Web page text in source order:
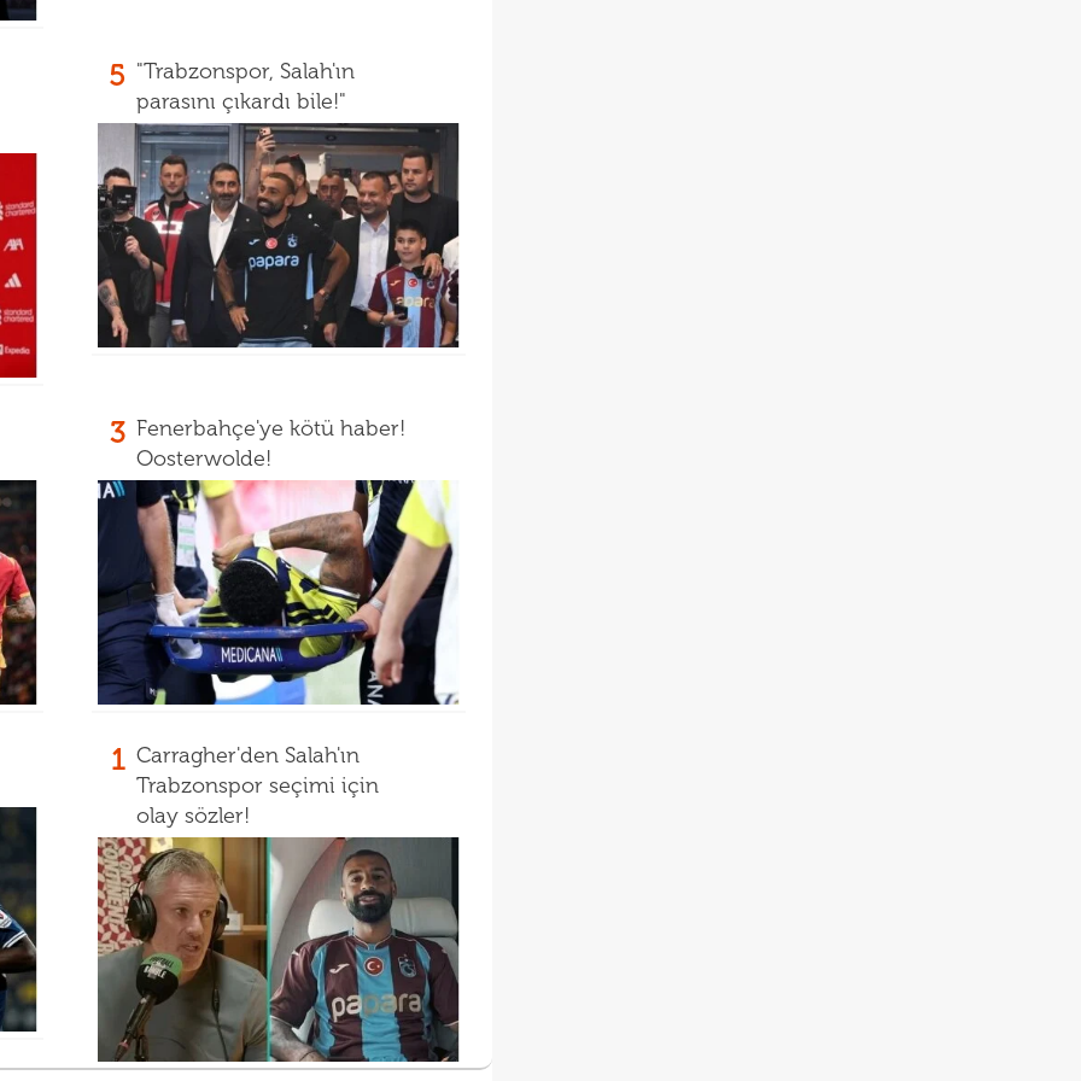
5 "Trabzonspor, Salah'ın
parasını çıkardı bile!"
3 Fenerbahçe'ye kötü haber!
Oosterwolde!
1 Carragher'den Salah'ın
Trabzonspor seçimi için
olay sözler!